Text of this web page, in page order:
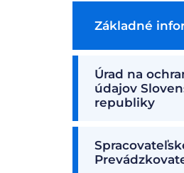
Základné
Úrad na
údajov
republiky